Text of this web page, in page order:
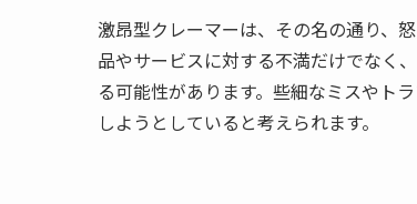
激昂型クレーマーは、その名の通り、
品やサービスに対する不満だけでなく
る可能性があります。些細なミスやト
しようとしていると考えられます。